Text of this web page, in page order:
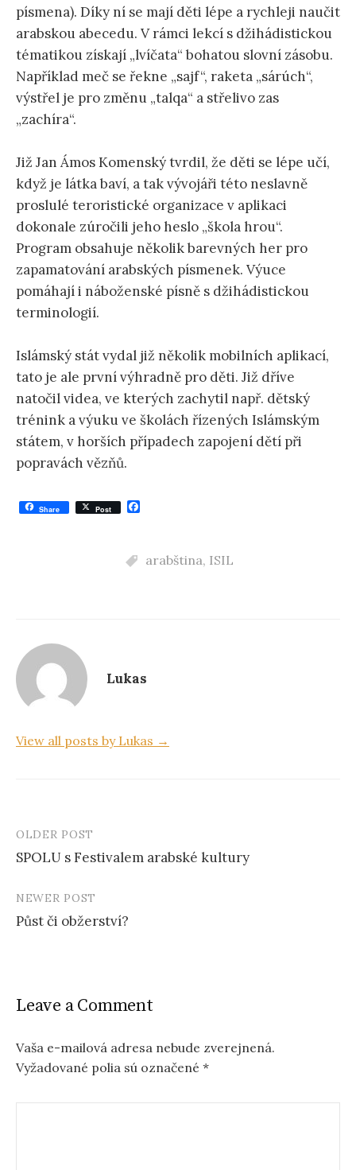
písmena). Díky ní se mají děti lépe a rychleji naučit
arabskou abecedu. V rámci lekcí s džihádistickou
tématikou získají „lvíčata“ bohatou slovní zásobu.
Například meč se řekne „sajf“, raketa „sárúch“,
výstřel je pro změnu „talqa“ a střelivo zas
„zachíra“.
Již Jan Ámos Komenský tvrdil, že děti se lépe učí,
když je látka baví, a tak vývojáři této neslavně
proslulé teroristické organizace v aplikaci
dokonale zúročili jeho heslo „škola hrou“.
Program obsahuje několik barevných her pro
zapamatování arabských písmenek. Výuce
pomáhají i náboženské písně s džihádistickou
terminologií.
Islámský stát vydal již několik mobilních aplikací,
tato je ale první výhradně pro děti. Již dříve
natočil videa, ve kterých zachytil např. dětský
trénink a výuku ve školách řízených Islámským
státem, v horších případech zapojení dětí při
popravách vězňů.
Share Post
barabština, ISIL
Lukas
View all posts by Lukas →
o
v
i
g
OLDER POST
SPOLU s Festivalem arabské kultury
NEWER POST
Půst či obžerství?
Leave a Comment
Vaša e-mailová adresa nebude zverejnená.
Vyžadované polia sú označené *